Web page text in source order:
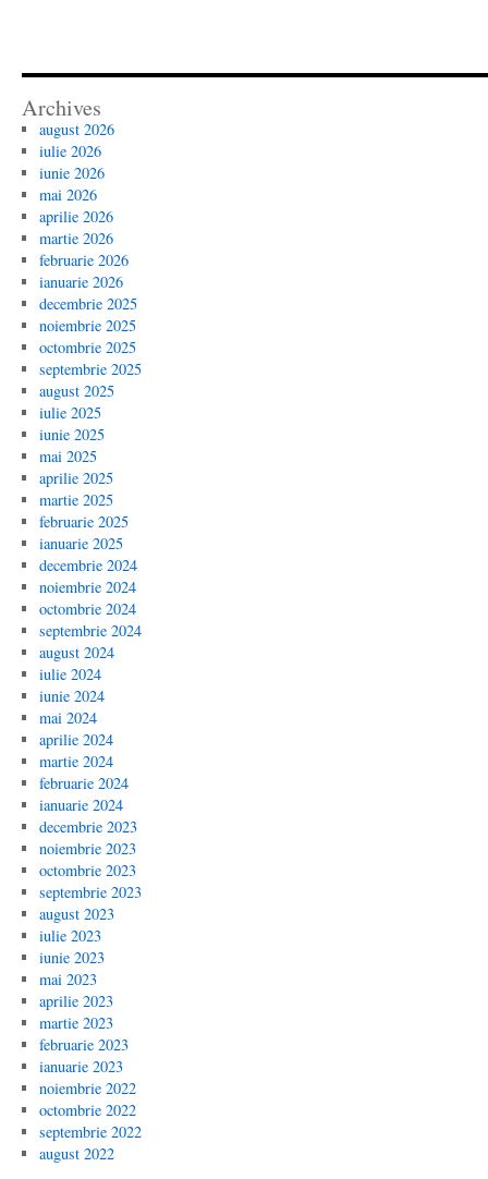
Archives
august 2026
iulie 2026
iunie 2026
mai 2026
aprilie 2026
martie 2026
februarie 2026
ianuarie 2026
decembrie 2025
noiembrie 2025
octombrie 2025
septembrie 2025
august 2025
iulie 2025
iunie 2025
mai 2025
aprilie 2025
martie 2025
februarie 2025
ianuarie 2025
decembrie 2024
noiembrie 2024
octombrie 2024
septembrie 2024
august 2024
iulie 2024
iunie 2024
mai 2024
aprilie 2024
martie 2024
februarie 2024
ianuarie 2024
decembrie 2023
noiembrie 2023
octombrie 2023
septembrie 2023
august 2023
iulie 2023
iunie 2023
mai 2023
aprilie 2023
martie 2023
februarie 2023
ianuarie 2023
noiembrie 2022
octombrie 2022
septembrie 2022
august 2022